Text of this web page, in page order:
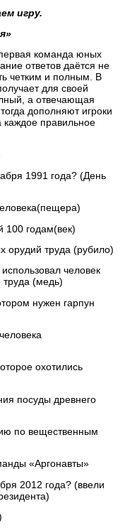
игру.
команда юных
ответов даётся не
четким и полным. В
для своей
а отвечающая
дополняют игроки
правильное
1991 года? (День
100 годам(век)
орудий труда (рубило)
человек
труда (медь)
нужен гарпун
охотились
посуды древнего
по вещественным
«Аргонавты»
2012 года? (ввели